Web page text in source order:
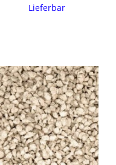
Lieferbar